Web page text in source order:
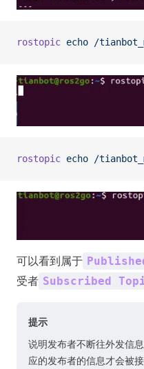
rostopic echo /
rostopic echo /
可以看到属于
受者 Subscribed
提示
说明发布者不断往外发信
应的发布者的信息才会被接